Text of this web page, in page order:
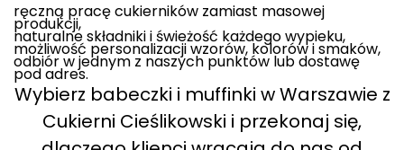
ręczną pracę cukierników zamiast masowej
produkcji,
naturalne składniki i świeżość każdego wypieku,
możliwość personalizacji wzorów, kolorów i smaków,
odbiór w jednym z naszych punktów lub dostawę
pod adres.
Wybierz babeczki i muffinki w Warszawie z
Cukierni Cieślikowski i przekonaj się,